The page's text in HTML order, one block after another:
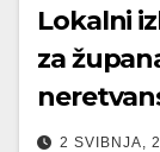
Lokalni
za
2 SVIBNJA,